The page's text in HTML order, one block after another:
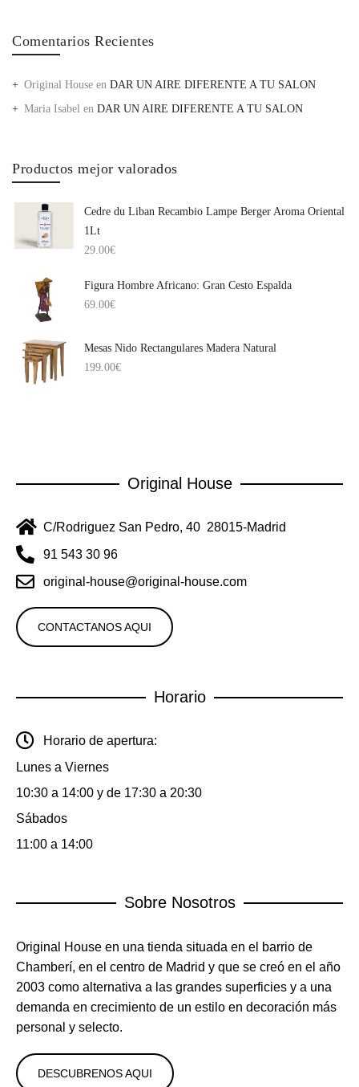
Comentarios Recientes
Original House en DAR UN AIRE DIFERENTE A TU SALON
Maria Isabel en DAR UN AIRE DIFERENTE A TU SALON
Productos mejor valorados
Cedre du Liban Recambio Lampe Berger Aroma Oriental
1Lt
29.00€
Figura Hombre Africano: Gran Cesto Espalda
69.00€
Mesas Nido Rectangulares Madera Natural
199.00€
Original House
C/Rodriguez San Pedro, 40 28015-Madrid
91 543 30 96
original-house@original-house.com
CONTACTANOS AQUI
Horario
Horario de apertura:
Lunes a Viernes
10:30 a 14:00 y de 17:30 a 20:30
Sábados
11:00 a 14:00
Sobre Nosotros
Original House en una tienda situada en el barrio de
Chamberí, en el centro de Madrid y que se creó en el año
2003 como alternativa a las grandes superficies y a una
demanda en crecimiento de un estilo en decoración más
personal y selecto.
DESCUBRENOS AQUI